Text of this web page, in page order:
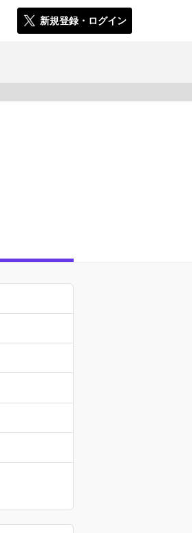
新規登録・ログイン